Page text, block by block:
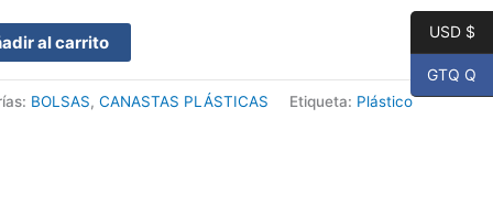
al carrito
BOLSAS, CANASTAS PLÁSTICAS Etiqueta: Plástico
USD $
GTQ Q